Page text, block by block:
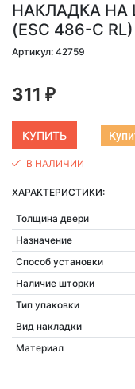
НАКЛАДКА НА
(ESC 486-C
Артикул: 42759
311 ₽
В НАЛИЧИИ
ХАРАКТЕРИСТИКИ:
Толщина двери
Назначение
Способ установки
Наличие шторки
Тип упаковки
Вид накладки
Материал